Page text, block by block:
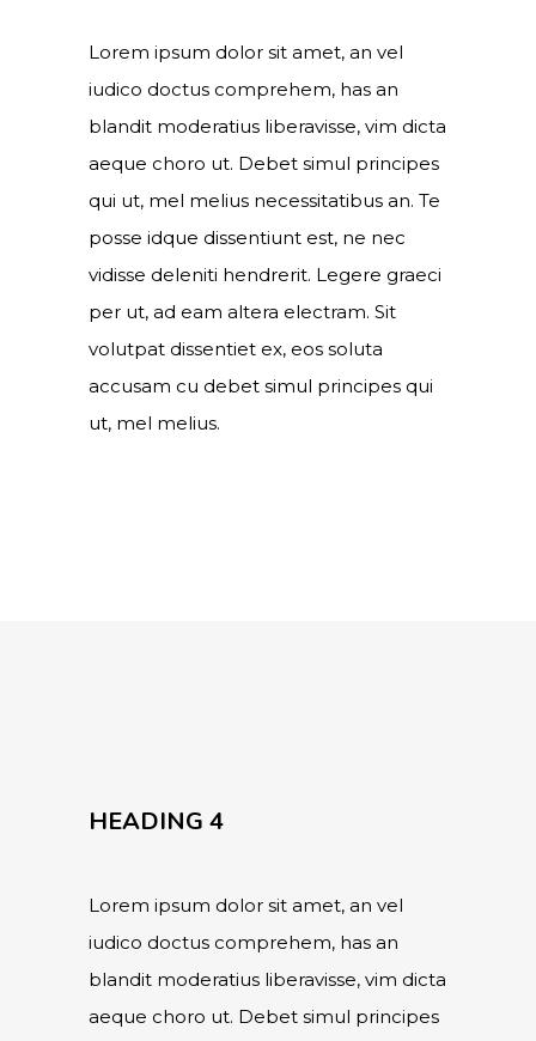
Lorem ipsum dolor sit amet, an vel
iudico doctus comprehem, has an
blandit moderatius liberavisse, vim dicta
aeque choro ut. Debet simul principes
qui ut, mel melius necessitatibus an. Te
posse idque dissentiunt est, ne nec
vidisse deleniti hendrerit. Legere graeci
per ut, ad eam altera electram. Sit
volutpat dissentiet ex, eos soluta
accusam cu debet simul principes qui
ut, mel melius.
HEADING 4
Lorem ipsum dolor sit amet, an vel
iudico doctus comprehem, has an
blandit moderatius liberavisse, vim dicta
aeque choro ut. Debet simul principes